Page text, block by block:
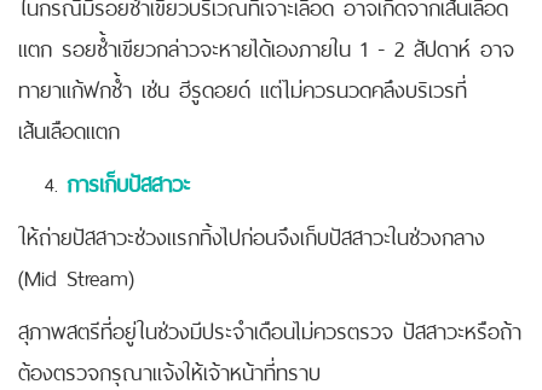
แตก รอยช้ำเขียวกล่าวจะหายได้เองภายใน 1 - 2 สัปดาห์ อาจ
ทายาแก้ฟกช้ำ เช่น ฮีรูดอยด์ แต่ไม่ควรนวดคลึงบริเวรที่
เส้นเลือดแตก
การเก็บปัสสาวะ
ให้ถ่ายปัสสาวะช่วงแรกทิ้งไปก่อนจึงเก็บปัสสาวะในช่วงกลาง
(Mid Stream)
สุภาพสตรีที่อยู่ในช่วงมีประจำเดือนไม่ควรตรวจ ปัสสาวะหรือถ้า
ต้องตรวจกรุณาแจ้งให้เจ้าหน้าที่ทราบ